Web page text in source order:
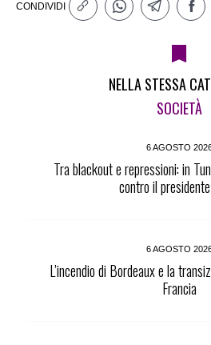
CONDIVIDI
NELLA STESSA
SOCIETÀ
6 AGOSTO
Tra blackout e repressioni: in
contro il
6 AGOSTO
L’incendio di Bordeaux e la
Francia